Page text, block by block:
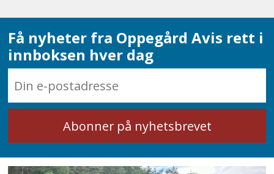
Få nyheter fra Oppegård Avis rett i
innboksen hver dag